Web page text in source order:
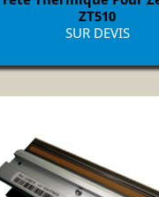
ZT510
Prix
SUR DEVIS